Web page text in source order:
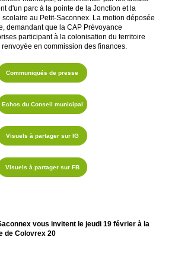
d'un parc à la pointe de la Jonction et la
au Petit-Saconnex. La motion déposée
demandant que la CAP Prévoyance
participant à la colonisation du territoire
en commission des finances.
Communiqués de presse
Echos du Conseil municipal
Visuels à partager sur IG
Visuels à partager sur FB
vous invitent le jeudi 19 février à la
de Colovrex 20